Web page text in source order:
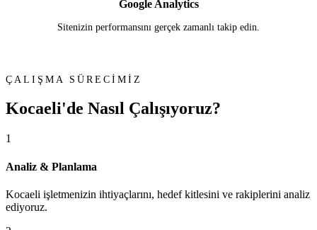
Google Analytics
Sitenizin performansını gerçek zamanlı takip edin.
ÇALIŞMA SÜRECİMİZ
Kocaeli'de Nasıl Çalışıyoruz?
1
Analiz & Planlama
Kocaeli işletmenizin ihtiyaçlarını, hedef kitlesini ve rakiplerini analiz
ediyoruz.